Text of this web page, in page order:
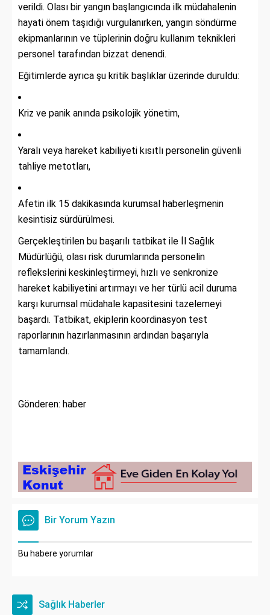
verildi. Olası bir yangın başlangıcında ilk müdahalenin
hayati önem taşıdığı vurgulanırken, yangın söndürme
ekipmanlarının ve tüplerinin doğru kullanım teknikleri
personel tarafından bizzat denendi.
Eğitimlerde ayrıca şu kritik başlıklar üzerinde duruldu:
Kriz ve panik anında psikolojik yönetim,
Yaralı veya hareket kabiliyeti kısıtlı personelin güvenli
tahliye metotları,
Afetin ilk 15 dakikasında kurumsal haberleşmenin
kesintisiz sürdürülmesi.
Gerçekleştirilen bu başarılı tatbikat ile İl Sağlık
Müdürlüğü, olası risk durumlarında personelin
reflekslerini keskinleştirmeyi, hızlı ve senkronize
hareket kabiliyetini artırmayı ve her türlü acil duruma
karşı kurumsal müdahale kapasitesini tazelemeyi
başardı. Tatbikat, ekiplerin koordinasyon test
raporlarının hazırlanmasının ardından başarıyla
tamamlandı.
Gönderen: haber
Bir Yorum Yazın
Bu habere yorumlar
Sağlık Haberler